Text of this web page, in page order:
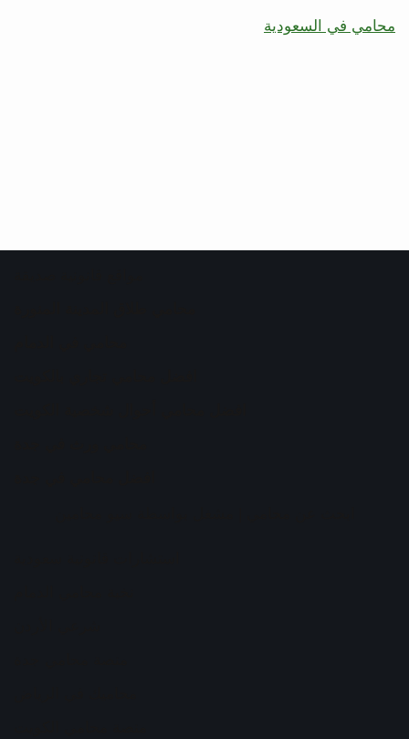
محامي في السعودية